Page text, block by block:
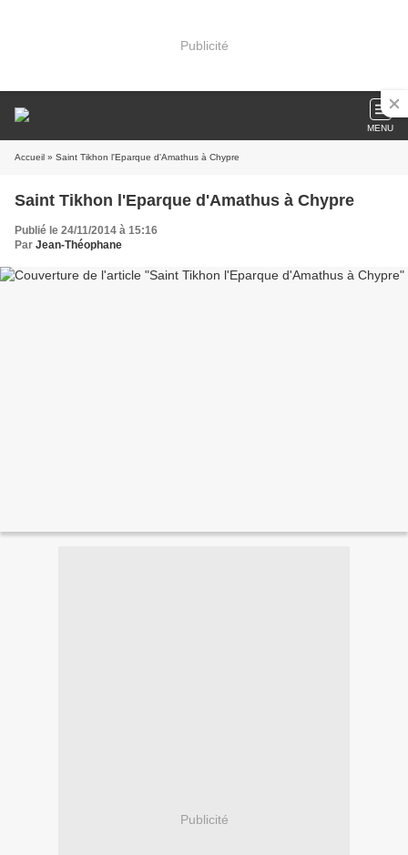
Publicité
MENU
Accueil » Saint Tikhon l'Eparque d'Amathus à Chypre
Saint Tikhon l'Eparque d'Amathus à Chypre
Publié le 24/11/2014 à 15:16
Par Jean-Théophane
Publicité